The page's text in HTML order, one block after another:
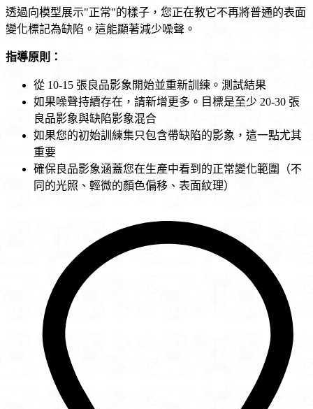
透過向模型展示"正常"的樣子，您正在教它不再將普通的表面
變化標記為缺陷。這能顯著減少噪聲。
指導原則：
從 10-15 張良品影象開始並重新訓練。測試結果
如果噪聲持續存在，請新增更多。目標是至少 20-30 張
良品影象與缺陷影象混合
如果您的初始訓練集只包含帶缺陷的影象，這一點尤其
重要
確保良品影象涵蓋您在生產中看到的正常變化範圍（不
同的光照、輕微的顏色偏移、表面紋理）